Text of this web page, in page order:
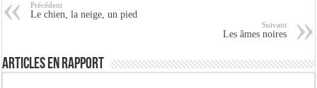
Précédent
Le chien, la neige, un pied
Suivant
Les âmes noires
Articles en rapport